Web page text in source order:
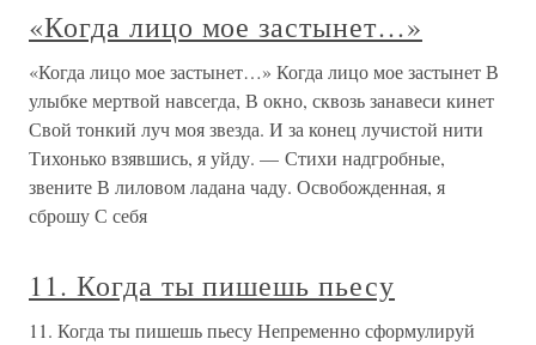
«Когда лицо мое застынет…»
«Когда лицо мое застынет…» Когда лицо мое застынет В
улыбке мертвой навсегда, В окно, сквозь занавеси кинет
Свой тонкий луч моя звезда. И за конец лучистой нити
Тихонько взявшись, я уйду. — Стихи надгробные,
звените В лиловом ладана чаду. Освобожденная, я
сброшу С себя
11. Когда ты пишешь пьесу
11. Когда ты пишешь пьесу Непременно сформулируй